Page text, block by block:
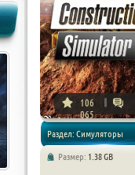
106
065
Раздел: Симуляторы
Размер: 1.38 GB